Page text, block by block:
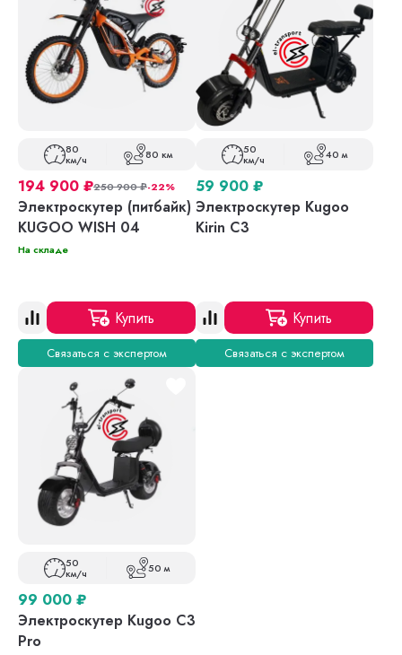
80
км/ч 80 км
194 900 ₽250 900₽-22%
Электроскутер (питбайк)
KUGOO WISH 04
На складе
Купить
Связаться с экспертом
50
км/ч 40 м
59 900 ₽
Электроскутер Kugoo
Kirin C3
Купить
Связаться с экспертом
50
км/ч 50 м
99 000 ₽
Электроскутер Kugoo С3
Pro